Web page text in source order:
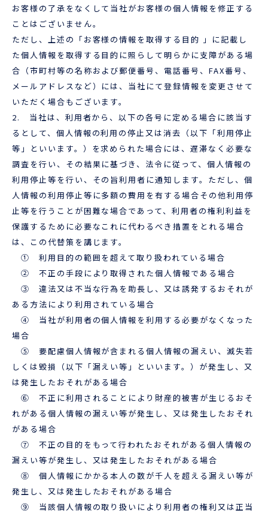
お客様の了承をなくして当社がお客様の個人情報を修正する
ことはございません。
ただし、上述の「お客様の情報を取得する目的 」に記載し
た個人情報を取得する目的に照らして明らかに支障がある場
合（市町村等の名称および郵便番号、電話番号、FAX番号、
メールアドレスなど）には、当社にて登録情報を変更させて
いただく場合もございます。
2. 当社は、利用者から、以下の各号に定める場合に該当す
るとして、個人情報の利用の停止又は消去（以下「利用停止
等」といいます。）を求められた場合には、遅滞なく必要な
調査を行い、その結果に基づき、法令に従って、個人情報の
利用停止等を行い、その旨利用者に通知します。ただし、個
人情報の利用停止等に多額の費用を有する場合その他利用停
止等を行うことが困難な場合であって、利用者の権利利益を
保護するために必要なこれに代わるべき措置をとれる場合
は、この代替策を講じます。
① 利用目的の範囲を超えて取り扱われている場合
② 不正の手段により取得された個人情報である場合
③ 違法又は不当な行為を助長し、又は誘発するおそれが
ある方法により利用されている場合
④ 当社が利用者の個人情報を利用する必要がなくなった
場合
⑤ 要配慮個人情報が含まれる個人情報の漏えい、滅失若
しくは毀損（以下「漏えい等」といいます。）が発生し、又
は発生したおそれがある場合
⑥ 不正に利用されることにより財産的被害が生じるおそ
れがある個人情報の漏えい等が発生し、又は発生したおそれ
がある場合
⑦ 不正の目的をもって行われたおそれがある個人情報の
漏えい等が発生し、又は発生したおそれがある場合
⑧ 個人情報にかかる本人の数が千人を超える漏えい等が
発生し、又は発生したおそれがある場合
⑨ 当該個人情報の取り扱いにより利用者の権利又は正当